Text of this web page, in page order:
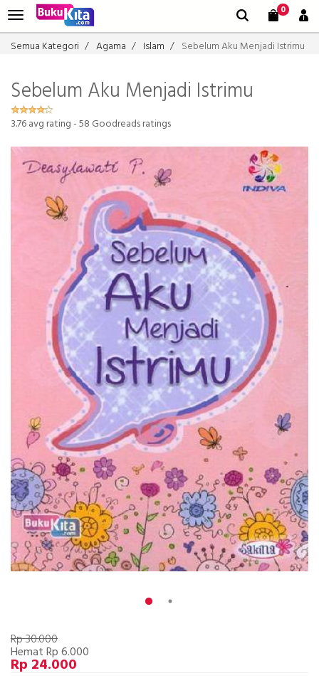
0
Semua Kategori Agama Islam Sebelum Aku Menjadi Istrimu
Sebelum Aku Menjadi Istrimu
3.76avg rating -58 Goodreads ratings
Rp 30.000
Hemat Rp 6.000
Rp 24.000